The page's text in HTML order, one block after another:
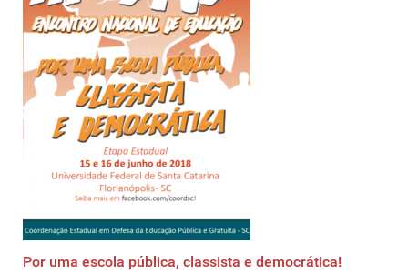
Por uma escola pública, classista e democrática!